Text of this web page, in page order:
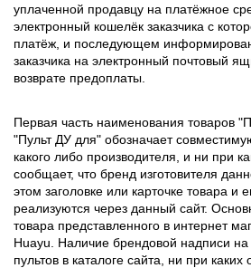
уплаченной продавцу на платёжное
электронный кошелёк заказчика с
платёж, и последующем
заказчика на электронный почтовый
возврате предоплаты.
Первая часть наименования товаров
"Пульт ДУ для" обозначает
какого либо производителя, и ни при
сообщает, что бренд изготовителя
этом заголовке или карточке товара и
реализуются через данный сайт.
товара представленного в интернет
Huayu. Наличие брендовой надписи
пультов в каталоге сайта, ни при каких